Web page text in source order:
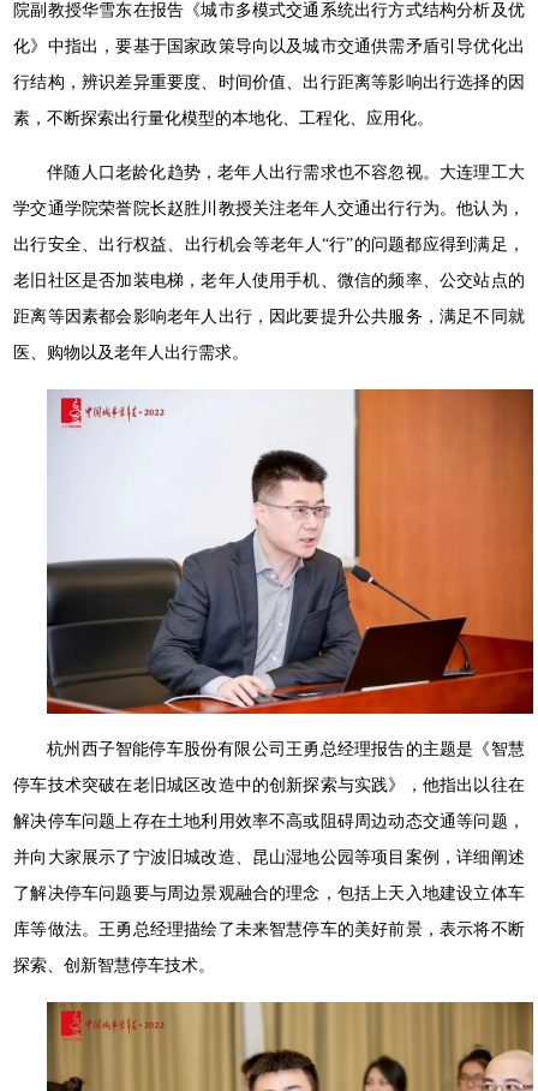
院副教授华雪东在报告《城市多模式交通系统出行方式结构分析及优
化》中指出，要基于国家政策导向以及城市交通供需矛盾引导优化出
行结构，辨识差异重要度、时间价值、出行距离等影响出行选择的因
素，不断探索出行量化模型的本地化、工程化、应用化。
伴随人口老龄化趋势，老年人出行需求也不容忽视。大连理工大
学交通学院荣誉院长赵胜川教授关注老年人交通出行行为。他认为，
出行安全、出行权益、出行机会等老年人“行”的问题都应得到满足，
老旧社区是否加装电梯，老年人使用手机、微信的频率、公交站点的
距离等因素都会影响老年人出行，因此要提升公共服务，满足不同就
医、购物以及老年人出行需求。
杭州西子智能停车股份有限公司王勇总经理报告的主题是《智慧
停车技术突破在老旧城区改造中的创新探索与实践》，他指出以往在
解决停车问题上存在土地利用效率不高或阻碍周边动态交通等问题，
并向大家展示了宁波旧城改造、昆山湿地公园等项目案例，详细阐述
了解决停车问题要与周边景观融合的理念，包括上天入地建设立体车
库等做法。王勇总经理描绘了未来智慧停车的美好前景，表示将不断
探索、创新智慧停车技术。